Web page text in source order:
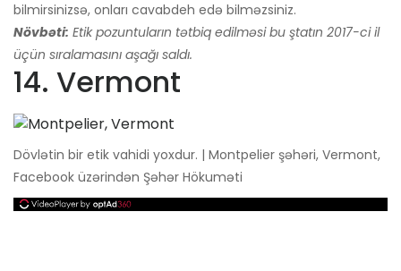
bilmirsinizsə, onları cavabdeh edə bilməzsiniz.
Növbəti: Etik pozuntuların tətbiq edilməsi bu ştatın 2017-ci il
üçün sıralamasını aşağı saldı.
14. Vermont
Dövlətin bir etik vahidi yoxdur. | Montpelier şəhəri, Vermont,
Facebook üzərindən Şəhər Hökuməti